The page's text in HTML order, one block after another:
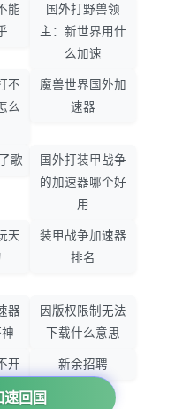
回国
能
国外打野兽领
主：新世界用什
么加速
不
么
魔兽世界国外加
速器
歌
国外打装甲战争
的加速器哪个好
用
天
装甲战争加速器
排名
器
因版权限制无法
下载什么意思
开
办
新余招聘